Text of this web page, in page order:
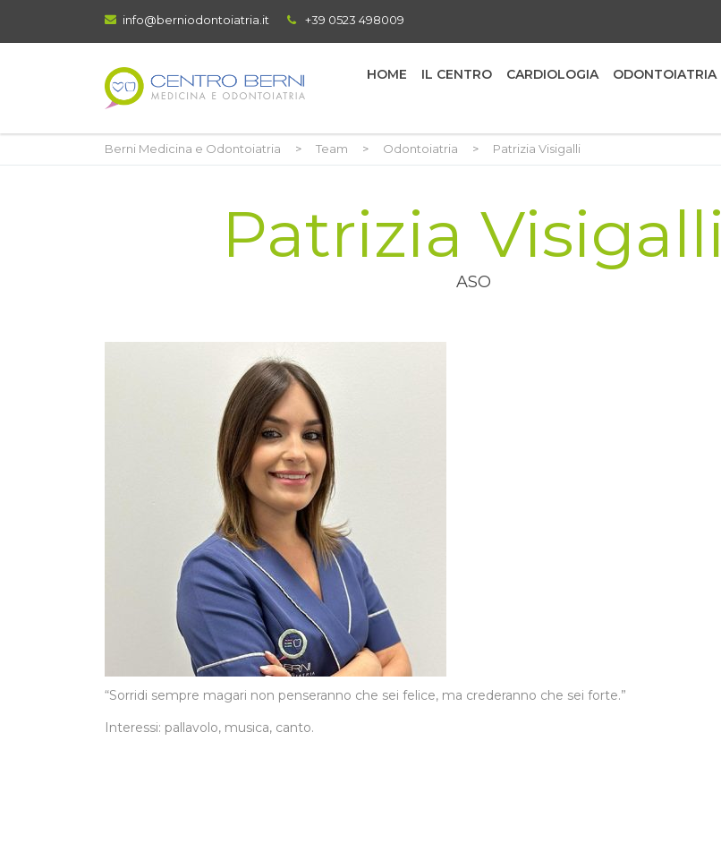
info@berniodontoiatria.it +39 0523 498009
HOME IL CENTRO CARDIOLOGIA ODONTOIATRIA
Berni Medicina e Odontoiatria > Team > Odontoiatria > Patrizia Visigalli
Patrizia Visigalli
ASO
“Sorridi sempre magari non penseranno che sei felice, ma crederanno che sei forte.”
Interessi: pallavolo, musica, canto.